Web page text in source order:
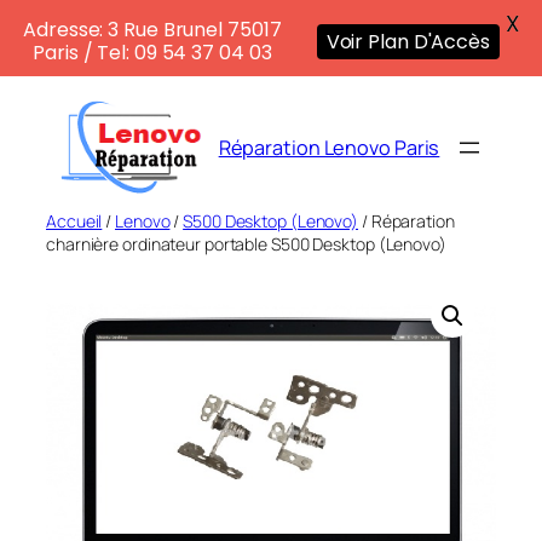
contenu
Réparation Lenovo Paris
Accueil / Lenovo/S500 Desktop (Lenovo) / Réparation
charnière ordinateur portable S500 Desktop (Lenovo)
Adresse: 3 Rue Brunel 75017
Paris / Tel: 09 54 37 04 03
Voir Plan D'Accès
X